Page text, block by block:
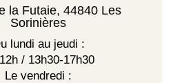
la Futaie, 44840 Les
Sorinières
lundi au jeudi :
/ 13h30-17h30
Le vendredi :